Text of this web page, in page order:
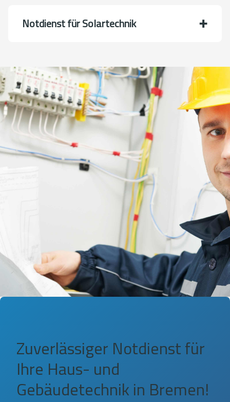
Notdienst für Solartechnik
Zuverlässiger Notdienst für
Ihre Haus- und
Gebäudetechnik in Bremen!